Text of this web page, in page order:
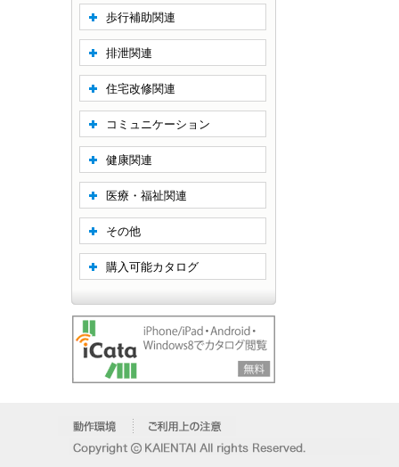
歩行補助関連
排泄関連
住宅改修関連
コミュニケーション
健康関連
医療・福祉関連
その他
購入可能カタログ